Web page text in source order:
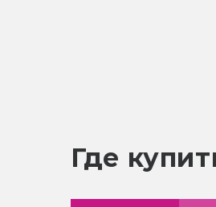
Где